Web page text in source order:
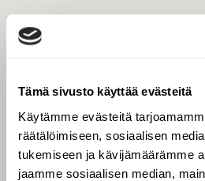
Tämä sivusto käyttää evästeitä
Käytämme evästeitä
räätälöimiseen, sosiaalisen
tukemiseen ja kävijämäärämme
jaamme sosiaalisen median,